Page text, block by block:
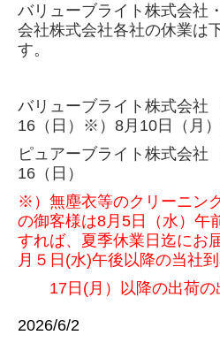
バリューブライト株式会社
会社株式会社各社の休業は
す。
バリューブライト株式会社
16（日）※）8月10日（月）
ピュアーブライト株式会
16（日）
※）無塵衣等のクリーニン
の御客様は8月5日（水）午
すれば、夏季休業日迄にお
月５日(水)午後以降の当
17日(月）以降の出荷の
2026/6/2